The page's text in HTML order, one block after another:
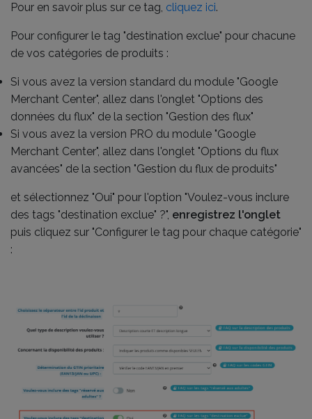
Pour en savoir plus sur ce tag, cliquez ici.
Pour configurer le tag "destination exclue" pour chacune
de vos catégories de produits :
Si vous avez la version standard du module "Google
Merchant Center", allez dans l'onglet "Options des
données du flux" de la section "Gestion des flux"
Si vous avez la version PRO du module "Google
Merchant Center", allez dans l'onglet "Options du flux
avancées" de la section "Gestion du flux de produits"
et sélectionnez "Oui" pour l'option "Voulez-vous inclure
des tags "destination exclue" ?", enregistrez l'onglet
puis cliquez sur "Configurer le tag pour chaque catégorie"
: